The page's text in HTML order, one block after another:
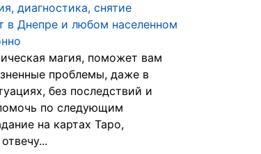
диагностика, снятие
в Днепре и любом населенном
магия, поможет вам
проблемы, даже в
без последствий и
по следующим
на картах Таро,